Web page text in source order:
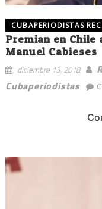
CUBAPERIODISTAS
Premian en
Manuel Cabieses
diciembre 13, 2018
Cubaperiodistas